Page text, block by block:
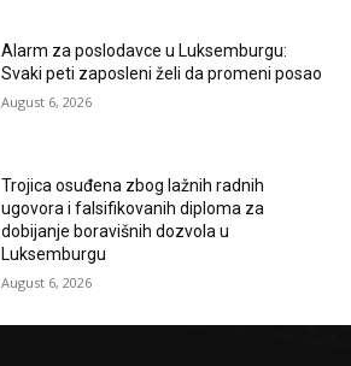
Alarm za poslodavce u Luksemburgu:
Svaki peti zaposleni želi da promeni posao
August 6, 2026
Trojica osuđena zbog lažnih radnih
ugovora i falsifikovanih diploma za
dobijanje boravišnih dozvola u
Luksemburgu
August 6, 2026